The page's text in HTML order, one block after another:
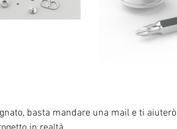
basta mandare una mail e ti aiuterò